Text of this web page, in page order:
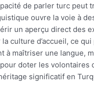
de parler turc peut
ouvre la voie à
un aperçu direct des
culture d’accueil, ce
à maîtriser une langue,
doter les
significatif en